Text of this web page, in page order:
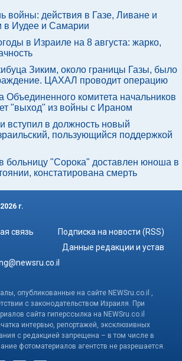
войны: действия в Газе, Ливане и
в Иудее и Самарии
в Израиле на 8 августа: жарко,
Зиким, около границы Газы, было
ЦАХАЛ проводит операцию
Объединенного комитета начальников
"выход" из войны с Ираном
вступил в должность новый
пользующийся поддержкой
больницу "Сорока" доставлен юноша в
констатирована смерть
г.
связь
Подписка на новости (RSS)
Данные редакции и устав
опубликованные на сайте NEWSru.co.il ,
с законодательством Израиля. При
сайта гиперссылка на NEWSru.co.il
интервью, репортажей, эксклюзивных
с редакцией запрещена – в том числе в
фотоматериалов агентств не разрешается.